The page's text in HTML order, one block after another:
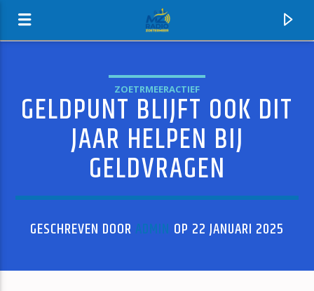
MZ-RADIO
ZOETRMEERACTIEF
GELDPUNT BLIJFT OOK DIT
JAAR HELPEN BIJ
GELDVRAGEN
GESCHREVEN DOOR ADMIN OP 22 JANUARI 2025